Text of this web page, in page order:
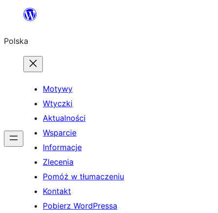
Przejdź
treści
Polska
Motywy
Wtyczki
Aktualności
Wsparcie
Informacje
Zlecenia
Pomóż w tłumaczeniu
Kontakt
Pobierz WordPressa